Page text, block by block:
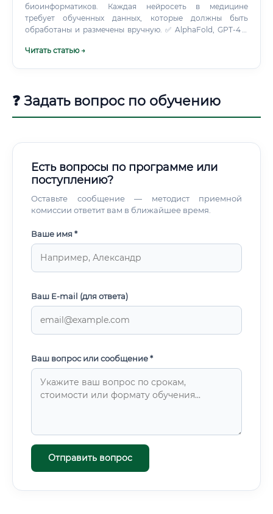
биоинформатиков. Каждая нейросеть в медицине
требует обученных данных, которые должны быть
обработаны и размечены вручную. ✅ AlphaFold, GPT-4 в
биоинформатиков, они увеличили их
Читать статью →
❓ Задать вопрос по обучению
Есть вопросы по программе или
поступлению?
Оставьте сообщение — методист приемной
комиссии ответит вам в ближайшее время.
Ваше имя *
Ваш E-mail (для ответа)
Ваш вопрос или сообщение *
Отправить вопрос